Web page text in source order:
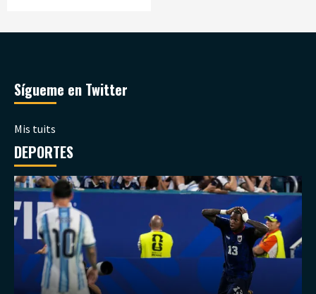
Sígueme en Twitter
Mis tuits
DEPORTES